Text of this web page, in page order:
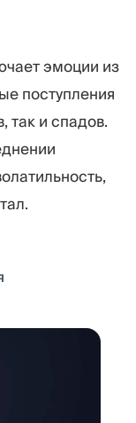
эмоции из
поступления
так и спадов.